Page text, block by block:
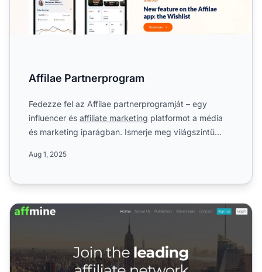
Affilae Partnerprogram
Fedezze fel az Affilae partnerprogramját – egy
influencer és affiliate marketing platformot a média
és marketing iparágban. Ismerje meg világszintű
Aug 1, 2025
Affmine Partnerprogram